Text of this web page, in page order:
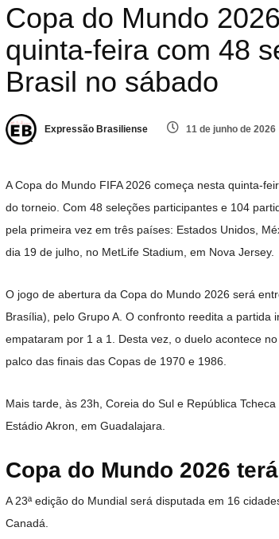
Copa do Mundo
quinta-feira com 48
Brasil no sábado
Expressão Brasiliense 11 de junho de 2026
A Copa do Mundo FIFA 2026 começa nesta quinta-
do torneio. Com 48 seleções participantes e 104
pela primeira vez em três países: Estados Unidos,
dia 19 de julho, no MetLife Stadium, em Nova Jersey.
O jogo de abertura da Copa do Mundo 2026 será
Brasília), pelo Grupo A. O confronto reedita a
empataram por 1 a 1. Desta vez, o duelo acontece
palco das finais das Copas de 1970 e 1986.
Mais tarde, às 23h, Coreia do Sul e República
Estádio Akron, em Guadalajara.
Copa do Mundo 2026
A 23ª edição do Mundial será disputada em 16
Canadá.